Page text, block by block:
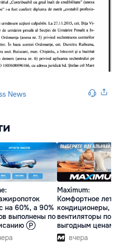
News
на 60%, а 90%
выполнены по
Ⓟ
Maximum:
Комфортное лето
кондиционеры,
вентиляторы по
выгодным
вчера